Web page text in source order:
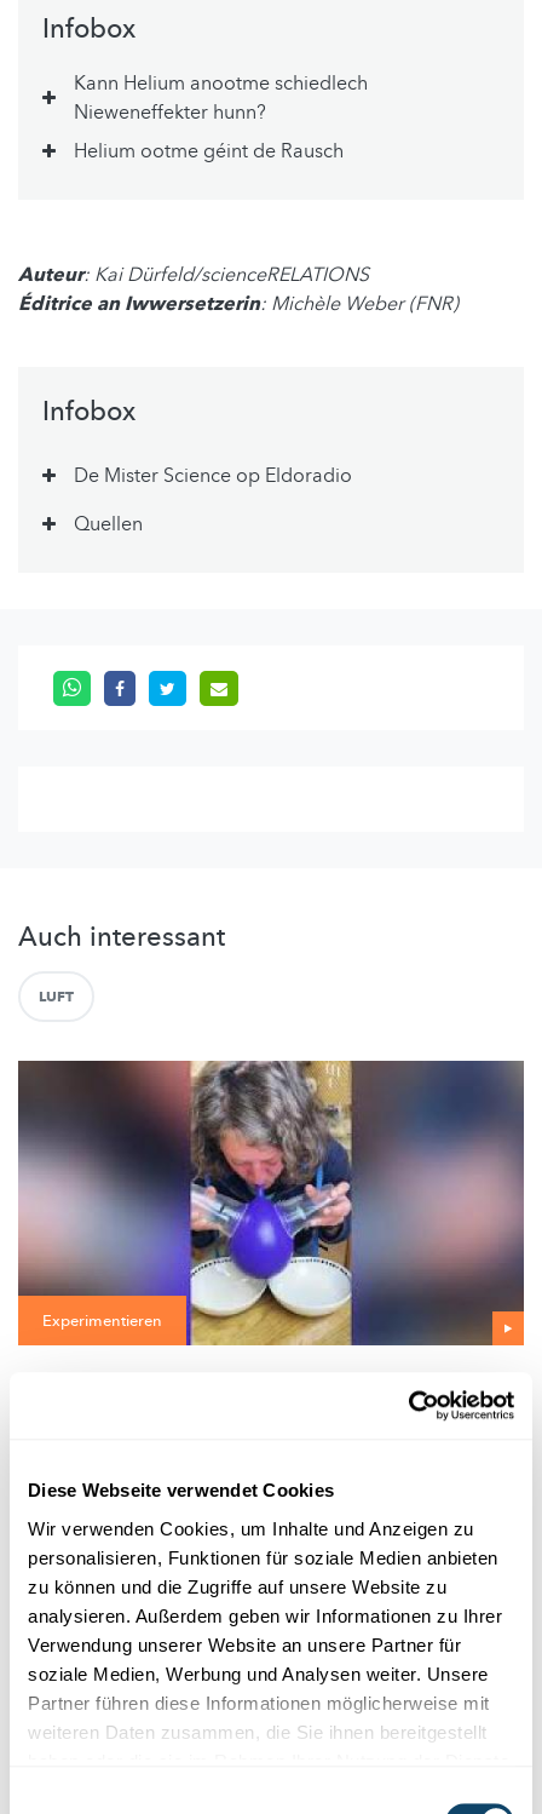
Diese Webseite verwendet Cookies
Wir verwenden Cookies, um Inhalte und Anzeigen zu
personalisieren, Funktionen für soziale Medien anbieten
zu können und die Zugriffe auf unsere Website zu
analysieren. Außerdem geben wir Informationen zu Ihrer
Verwendung unserer Website an unsere Partner für
soziale Medien, Werbung und Analysen weiter. Unsere
Partner führen diese Informationen möglicherweise mit
weiteren Daten zusammen, die Sie ihnen bereitgestellt
Infobox
Kann Helium anootme schiedlech
Nieweneffekter hunn?
Helium ootme géint de Rausch
Auteur: Kai Dürfeld/scienceRELATIONS
Éditrice an Iwwersetzerin: Michèle Weber (FNR)
Infobox
De Mister Science op Eldoradio
Quellen
Auch interessant
LUFT
Experimentieren
Klebe Becher an einen Luftballon – aber ohne
Dieser Ballon-Teufel hat ein Grobvakuum zwischen seinen
beiden Ohren.
FNR